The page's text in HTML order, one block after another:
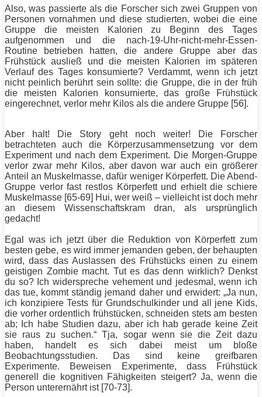
Also, was passierte als die Forscher sich zwei Gruppen von
Personen vornahmen und diese studierten, wobei die eine
Gruppe die meisten Kalorien zu Beginn des Tages
aufgenommen und die nach-19-Uhr-nicht-mehr-Essen-
Routine betrieben hatten, die andere Gruppe aber das
Frühstück ausließ und die meisten Kalorien im späteren
Verlauf des Tages konsumierte? Verdammt, wenn ich jetzt
nicht peinlich berührt sein sollte: die Gruppe, die in der früh
die meisten Kalorien konsumierte, das große Frühstück
eingerechnet, verlor mehr Kilos als die andere Gruppe [56].
Aber halt! Die Story geht noch weiter! Die Forscher
betrachteten auch die Körperzusammensetzung vor dem
Experiment und nach dem Experiment. Die Morgen-Gruppe
verlor zwar mehr Kilos, aber davon war auch ein größerer
Anteil an Muskelmasse, dafür weniger Körperfett. Die Abend-
Gruppe verlor fast restlos Körperfettund erhielt die schiere
Muskelmasse [65-69] Hui, wer weiß – vielleicht ist doch mehr
an diesem Wissenschaftskram dran, als ursprünglich
gedacht!
Egal was ich jetzt über die Reduktion von Körperfettzum
besten gebe, es wird immer jemanden geben, der behaupten
wird, dass das Auslassen des Frühstücks einen zu einem
geistigen Zombie macht. Tut es das denn wirklich? Denkst
du so? Ich widerspreche vehement und jedesmal, wenn ich
das tue, kommt ständig jemand daher und erwidert: „Ja nun,
ich konzipiere Tests für Grundschulkinder und all jene Kids,
die vorher ordentlich frühstücken, schneiden stets am besten
ab; Ich habe Studien dazu, aber ich hab gerade keine Zeit
sie raus zu suchen.“ Tja, sogar wenn sie die Zeit dazu
haben, handelt es sich dabei meist um bloße
Beobachtungsstudien. Das sind keine greifbaren
Experimente. Beweisen Experimente, dass Frühstück
generell die kognitiven Fähigkeiten steigert? Ja, wenn die
Person unterernährt ist [70-73].